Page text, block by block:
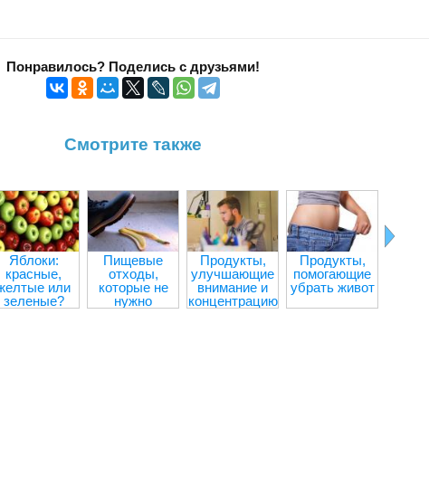
Понравилось? Поделись с друзьями!
Смотрите также
Яблоки:
красные,
или
зеленые?
Пищевые
отходы,
которые не
нужно
Продукты,
улучшающие
внимание и
концентрацию
Продукты,
помогающие
убрать живот